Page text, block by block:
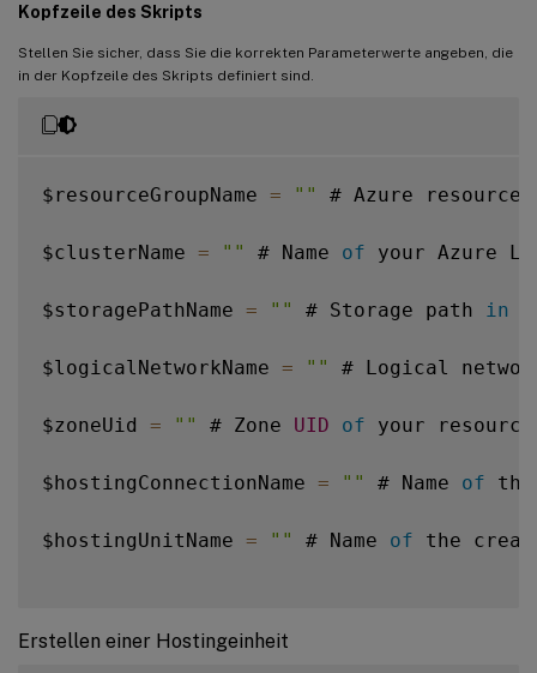
Kopfzeile des Skripts
Stellen Sie sicher, dass Sie die korrekten Parameterwerte angeben, die
in der Kopfzeile des Skripts definiert sind.
$resourceGroupName = "" # Azure resource
$clusterName = "" # Name of your Azure
$storagePathName = "" # Storage path in
$logicalNetworkName = "" # Logical
$zoneUid = "" # Zone UID of your
$hostingConnectionName = "" # Name of
$hostingUnitName = "" # Name of the
Erstellen einer Hostingeinheit